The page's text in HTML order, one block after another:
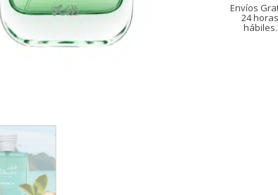
Envíos
24 horas
hábiles.